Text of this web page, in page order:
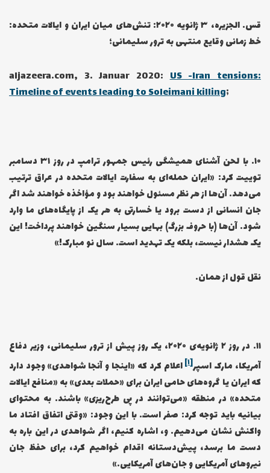
قس. الجزیره، ۳ ژانویه ۲۰۲۰: تنش‌های میان ایران و ایالات متحده:
خط زمانی وقایع منتهی به ترور سلیمانی؛
aljazeera.com, 3. Januar 2020:US -Iran tensions:
Timeline of events leading to Soleimani killing;
۱۰… با لحن آشنای همیشگی رئیس جمهور ترامپ در روز ۳۱ دسامبر
توییت کرد: «ایران حمله‌ای به سفارت ایالات متحده در عراق ترتیب
می‌دهد. آن‌ها از هر نظر مسئول خواهند بود و مؤاخذه خواهند شد اگر
جان انسانی از دست برود یا خسارتی به هر یک از پایگاه‌های ما وارد
شود. آن‌ها (با حروف بزرگ) بهایی بسیار سنگین خواهند پرداخت! این
یک هشدار نیست، بلکه یک تهدید است. سال نو مبارک!»
نقل قول از همان.
۱۱… در روز ۲ ژانویه‌ی ۲۰۲۰، یک روز پیش از ترور سلیمانی، وزیر دفاع
آمریکا، مارک اسپر[۱] اعلام کرد که «اینجا و آنجا شواهدی» وجود دارد
که ایران یا گروه‌های حامی ایران برای «حملات بعدی» به «منافع ایالات
متحده» در منطقه «می‌توانند در پی طرح‌ریزی» باشند. به محتوای
بیانیه باید توجه کرد: صفر است. با این وجود: «وقتی اتفاق افتاد ما
واکنش نشان می‌دهیم. و، اشاره کنیم، اگر شواهدی در این باره به
دست ما برسد، پیش‌دستانه اقدام خواهیم کرد، برای حفظ جان
نیروهای آمریکایی و جان‌های آمریکایی.»